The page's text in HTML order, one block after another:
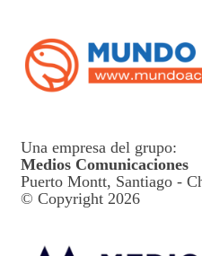
Una empresa del grupo:
Medios Comunicaciones
Puerto Montt, Santiago -
© Copyright 2026